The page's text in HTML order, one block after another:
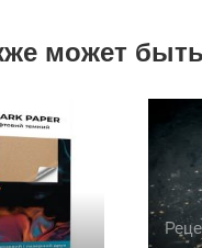
может